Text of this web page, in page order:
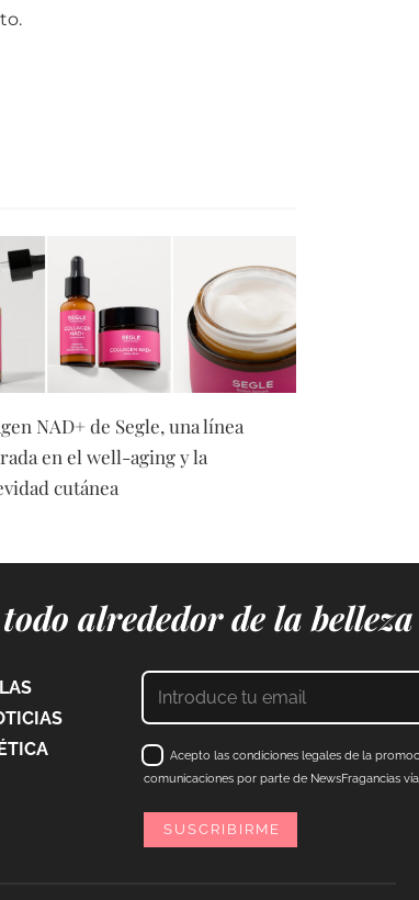
NAD+ de Segle, una línea
en el well-aging y la
cutánea
alrededor de la belleza
Acepto las condiciones legales de la
comunicaciones por parte de NewsFragancias